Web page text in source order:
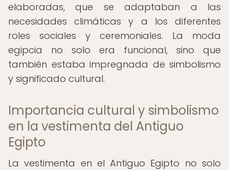
elaboradas, que se adaptaban a las
necesidades climáticas y a los diferentes
roles sociales y ceremoniales. La moda
egipcia no solo era funcional, sino que
también estaba impregnada de simbolismo
y significado cultural.
Importancia cultural y simbolismo
en la vestimenta del Antiguo
Egipto
La vestimenta en el Antiguo Egipto no solo